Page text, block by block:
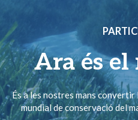
Ara és
És a les nostres mans
mundial de conservació del